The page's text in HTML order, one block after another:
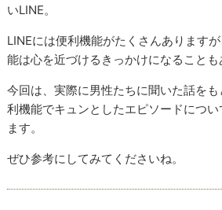
いLINE。
LINEには便利機能がたくさんあります
能は心を近づけるきっかけになることも
今回は、実際に男性たちに聞いた話を
利機能でキュンとしたエピソードにつ
ます。
ぜひ参考にしてみてくださいね。